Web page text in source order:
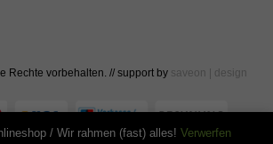
Rechte vorbehalten. // support by saveon | design
/ Wir rahmen (fast) alles! Verwerfen